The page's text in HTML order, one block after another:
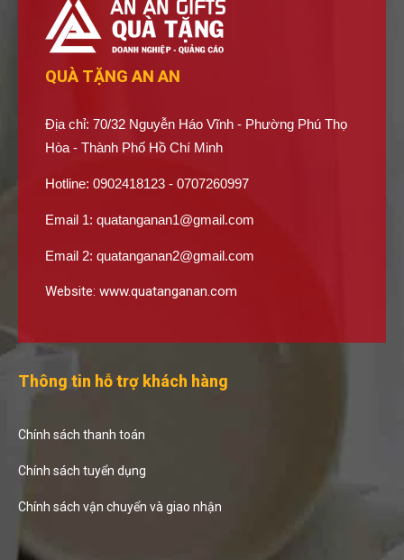
QUÀ TẶNG AN AN
Địa chỉ: 70/32 Nguyễn Háo Vĩnh - Phường Phú Thọ
Hòa - Thành Phố Hồ Chí Minh
Hotline: 0902418123 - 0707260997
Email 1: quatanganan1@gmail.com
Email 2: quatanganan2@gmail.com
Website: www.quatanganan.com
Thông tin hỗ trợ khách hàng
Chính sách thanh toán
Chính sách tuyển dụng
Chính sách vận chuyển và giao nhận